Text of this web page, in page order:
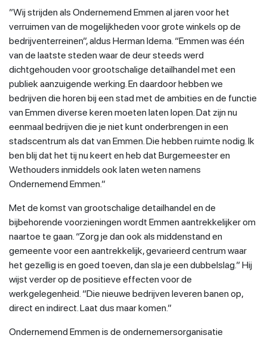
”Wij strijden als Ondernemend Emmen al jaren voor het
verruimen van de mogelijkheden voor grote winkels op de
bedrijventerreinen”, aldus Herman Idema. “Emmen was één
van de laatste steden waar de deur steeds werd
dichtgehouden voor grootschalige detailhandel met een
publiek aanzuigende werking. En daardoor hebben we
bedrijven die horen bij een stad met de ambities en de functie
van Emmen diverse keren moeten laten lopen. Dat zijn nu
eenmaal bedrijven die je niet kunt onderbrengen in een
stadscentrum als dat van Emmen. Die hebben ruimte nodig. Ik
ben blij dat het tij nu keert en heb dat Burgemeester en
Wethouders inmiddels ook laten weten namens
Ondernemend Emmen.”
Met de komst van grootschalige detailhandel en de
bijbehorende voorzieningen wordt Emmen aantrekkelijker om
naartoe te gaan. “Zorg je dan ook als middenstand en
gemeente voor een aantrekkelijk, gevarieerd centrum waar
het gezellig is en goed toeven, dan sla je een dubbelslag.” Hij
wijst verder op de positieve effecten voor de
werkgelegenheid. “Die nieuwe bedrijven leveren banen op,
direct en indirect. Laat dus maar komen.”
Ondernemend Emmen is de ondernemersorganisatie